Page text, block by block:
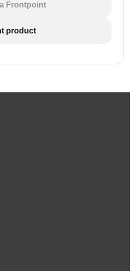
Frontpoint
product